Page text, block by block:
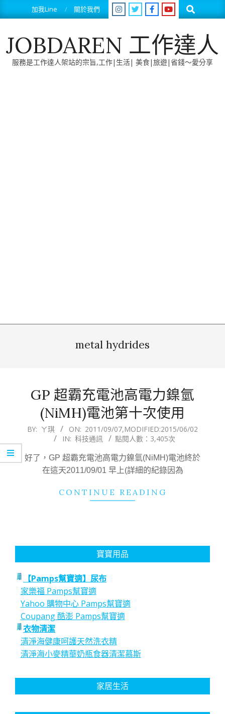
to
加我Line 關於我們 Search
JOBDAREN 工作達人
服務是工作達人架站的宗旨,工作|生活| 美食|旅遊|省錢～愛分享
metal hydrides
GP 超霸充電池高電力鎳氫
(NiMH)電池第十次使用
2011-
07
BY: ㄚ琪 ON: 2011/09/07,MODIFIED:2015/06/02
IN: 科技通訊 點閱人數：3,405次
好了，GP 超霸充電池高電力鎳氫(NiMH)電池終於
在這天2011/09/01 早上(詳細的紀錄因為
CONTINUE READING
寶寶用品
【Pamps幫寶適】尿布
家樂福 Pamps幫寶適
Yahoo 購物中心 Pamps幫寶適
Coupang 酷澎 Pamps幫寶適
衣物清潔
清淨海健康呵護天然洗衣精
清淨海小麥精華奶瓶食器清潔慕斯
家居生活